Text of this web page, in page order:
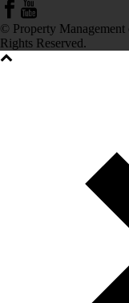
© Property
Rights Reserved.